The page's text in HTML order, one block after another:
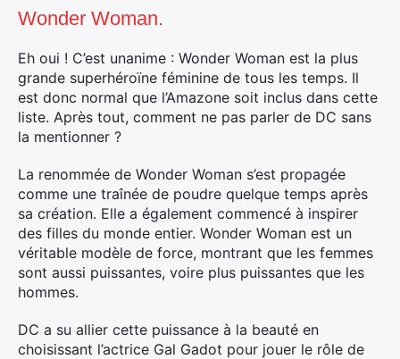
Wonder Woman.
Eh oui ! C’est unanime : Wonder Woman est la plus
grande superhéroïne féminine de tous les temps. Il
est donc normal que l’Amazone soit inclus dans cette
liste. Après tout, comment ne pas parler de DC sans
la mentionner ?
La renommée de Wonder Woman s’est propagée
comme une traînée de poudre quelque temps après
sa création. Elle a également commencé à inspirer
des filles du monde entier. Wonder Woman est un
véritable modèle de force, montrant que les femmes
sont aussi puissantes, voire plus puissantes que les
hommes.
DC a su allier cette puissance à la beauté en
choisissant l’actrice Gal Gadot pour jouer le rôle de